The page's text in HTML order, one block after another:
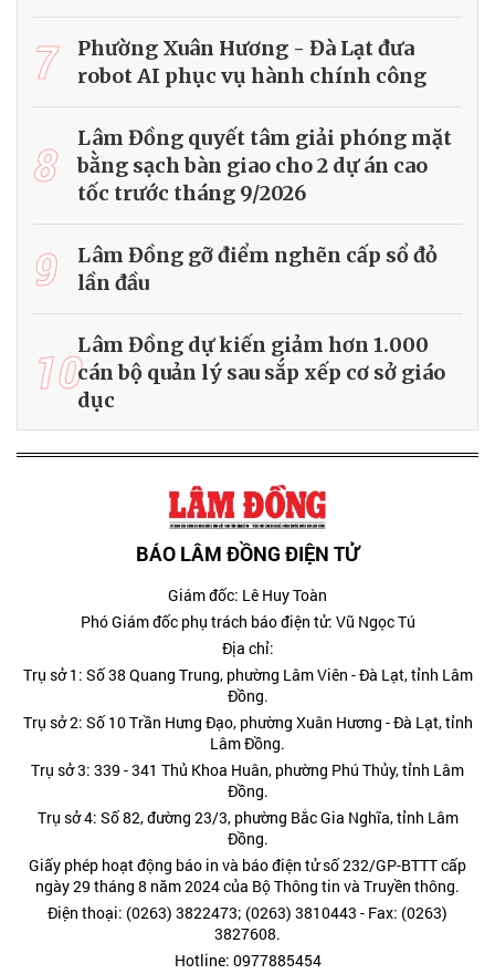
7
Phường Xuân Hương - Đà Lạt đưa
robot AI phục vụ hành chính công
8
Lâm Đồng quyết tâm giải phóng mặt
bằng sạch bàn giao cho 2 dự án cao
tốc trước tháng 9/2026
9
Lâm Đồng gỡ điểm nghẽn cấp sổ đỏ
lần đầu
10Lâm Đồng dự kiến giảm hơn 1.000
cán bộ quản lý sau sắp xếp cơ sở giáo
dục
BÁO LÂM ĐỒNG ĐIỆN TỬ
Giám đốc: Lê Huy Toàn
Phó Giám đốc phụ trách báo điện tử: Vũ Ngọc Tú
Địa chỉ:
Trụ sở 1: Số 38 Quang Trung, phường Lâm Viên - Đà Lạt, tỉnh Lâm
Đồng.
Trụ sở 2: Số 10 Trần Hưng Đạo, phường Xuân Hương - Đà Lạt, tỉnh
Lâm Đồng.
Trụ sở 3: 339 - 341 Thủ Khoa Huân, phường Phú Thủy, tỉnh Lâm
Đồng.
Trụ sở 4: Số 82, đường 23/3, phường Bắc Gia Nghĩa, tỉnh Lâm
Đồng.
Giấy phép hoạt động báo in và báo điện tử số 232/GP-BTTT cấp
ngày 29 tháng 8 năm 2024 của Bộ Thông tin và Truyền thông.
Điện thoại: (0263) 3822473; (0263) 3810443 - Fax: (0263)
3827608.
Hotline: 0977885454